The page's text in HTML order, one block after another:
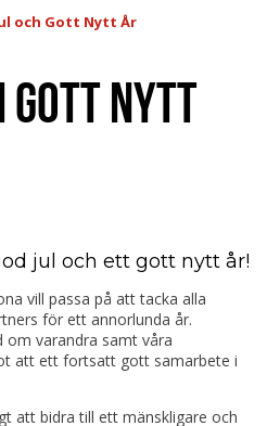
och Gott Nytt År
GOTT NYTT
jul och ett gott nytt år!
vill passa på att tacka alla
för ett annorlunda år.
om varandra samt våra
att ett fortsatt gott samarbete i
att bidra till ett mänskligare och